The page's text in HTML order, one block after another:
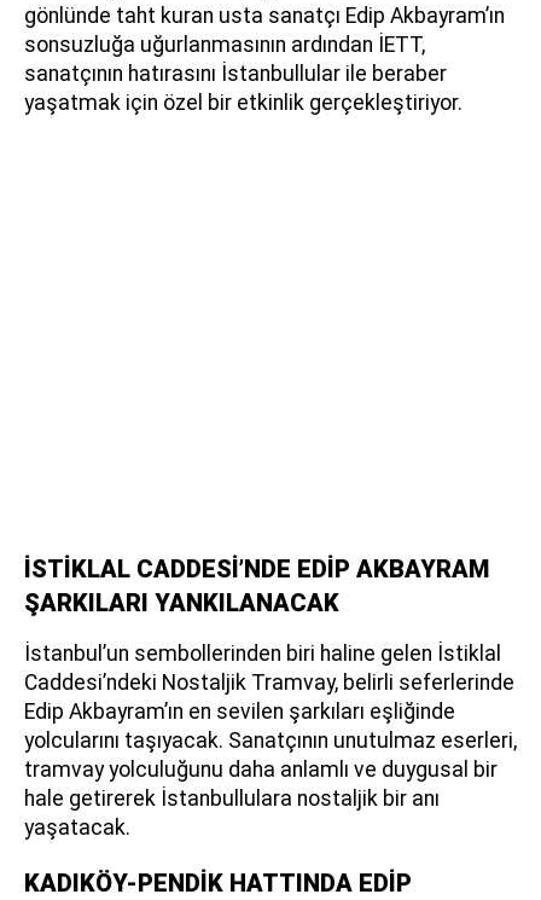
gönlünde taht kuran usta sanatçı Edip Akbayram’ın
sonsuzluğa uğurlanmasının ardından İETT,
sanatçının hatırasını İstanbullular ile beraber
yaşatmak için özel bir etkinlik gerçekleştiriyor.
İSTİKLAL CADDESİ’NDE EDİP AKBAYRAM
ŞARKILARI YANKILANACAK
İstanbul’un sembollerinden biri haline gelen İstiklal
Caddesi’ndeki Nostaljik Tramvay, belirli seferlerinde
Edip Akbayram’ın en sevilen şarkıları eşliğinde
yolcularını taşıyacak. Sanatçının unutulmaz eserleri,
tramvay yolculuğunu daha anlamlı ve duygusal bir
hale getirerek İstanbullulara nostaljik bir anı
yaşatacak.
KADIKÖY-PENDİK HATTINDA EDİP